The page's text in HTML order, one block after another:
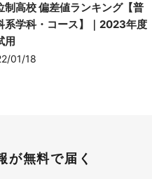
制高校 偏差値ランキング【普
系学科・コース】｜2023年度
用
01/18
が無料で届く